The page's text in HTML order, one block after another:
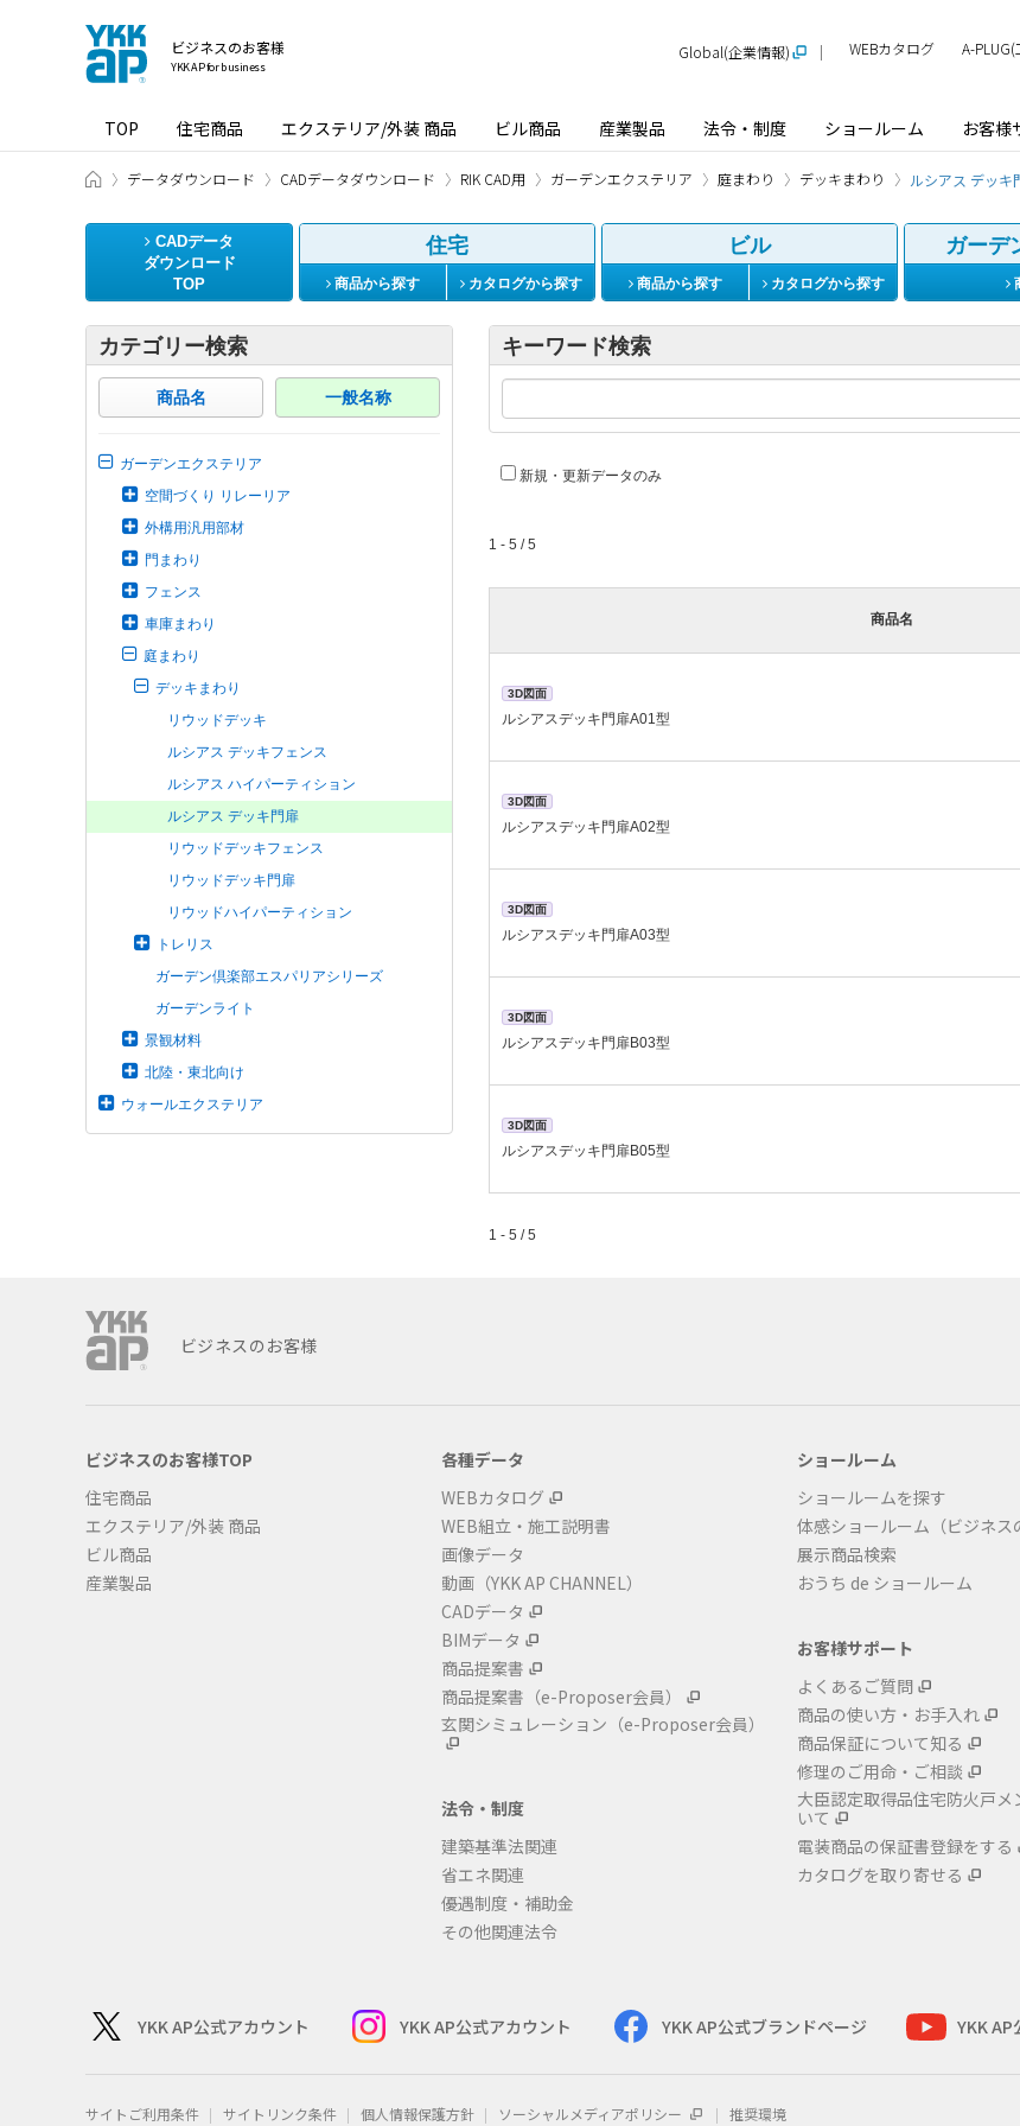
ビジネスのお客様
YKK AP for business
TOP 住宅商品 エクステリア/外装 商品 ビル商品 産業製品 法令・制度 ショールーム お客様
Global(企業情報) WEBカタログ A-
ビジネスのお客様 HOME
データダウンロード CADデータダウンロード RIK CAD用 ガーデンエクステリア 庭まわり デッキまわり ルシアス デッキ
CADデータ
ダウンロード
TOP
住宅
商品から探す カタログから探す
ビル
商品から探す カタログから探す
ガーデ
カテゴリー検索
商品名 一般名称
ガーデンエクステリア
空間づくり リレーリア
外構用汎用部材
門まわり
フェンス
車庫まわり
庭まわり
デッキまわり
リウッドデッキ
ルシアス デッキフェンス
ルシアス ハイパーティション
ルシアス デッキ門扉
リウッドデッキフェンス
リウッドデッキ門扉
リウッドハイパーティション
トレリス
ガーデン倶楽部エスパリアシリーズ
ガーデンライト
景観材料
北陸・東北向け
ウォールエクステリア
キーワード検索
新規・更新データのみ
1 - 5 / 5
商品名
3D図面
ルシアスデッキ門扉A01型
3D図面
ルシアスデッキ門扉A02型
3D図面
ルシアスデッキ門扉A03型
3D図面
ルシアスデッキ門扉B03型
3D図面
ルシアスデッキ門扉B05型
1 - 5 / 5
ビジネスのお客様
ビジネスのお客様TOP
住宅商品
エクステリア/外装 商品
ビル商品
産業製品
各種データ
WEBカタログ
WEB組立・施工説明書
画像データ
動画（YKK AP CHANNEL）
CADデータ
BIMデータ
商品提案書
商品提案書 （e-Proposer会員）
玄関シミュレーション （e-Proposer会員）
法令・制度
建築基準法関連
省エネ関連
優遇制度・補助金
その他関連法令
ショールーム
ショールームを探す
体感ショールーム（ビジネス
展示商品検索
おうち de ショールーム
お客様サポート
よくあるご質問
商品の使い方・お手入れ
商品保証について知る
修理のご用命・ご相談
大臣認定取得品住宅防火戸メ
いて
電装商品の保証書登録をする
カタログを取り寄せる
YKK AP公式アカウント YKK AP公式アカウント YKK AP公式ブランドページ YKK
サイトご利用条件 サイトリンク条件 個人情報保護方針 ソーシャルメディアポリシー 推奨環境